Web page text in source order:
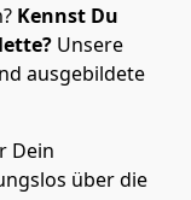
Kennst Du
Unsere
ausgebildete
Dein
über die